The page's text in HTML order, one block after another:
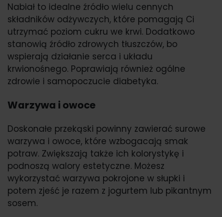
Nabiał to idealne źródło wielu cennych
składników odżywczych, które pomagają Ci
utrzymać poziom cukru we krwi. Dodatkowo
stanowią źródło zdrowych tłuszczów, bo
wspierają działanie serca i układu
krwionośnego. Poprawiają również ogólne
zdrowie i samopoczucie diabetyka.
Warzywa i owoce
Doskonałe przekąski powinny zawierać surowe
warzywa i owoce, które wzbogacają smak
potraw. Zwiększają także ich kolorystykę i
podnoszą walory estetyczne. Możesz
wykorzystać warzywa pokrojone w słupki i
potem zjeść je razem z jogurtem lub pikantnym
sosem.